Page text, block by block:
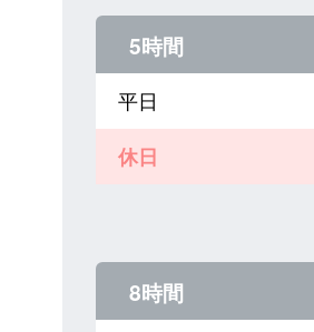
5時間
平日
休日
8時間